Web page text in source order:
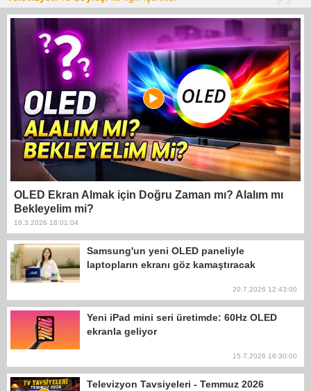
OLED Ekran Almak için Doğru Zaman mı? Alalım mı
Bekleyelim mi?
16.3.2026 18:01:04
Samsung'un yeni OLED paneliyle
laptopların ekranı göz kamaştıracak
20.7.2026 12:43:00
Yeni iPad mini seri üretimde: 60Hz OLED
ekranla geliyor
15.7.2026 16:30:00
Televizyon Tavsiyeleri - Temmuz 2026